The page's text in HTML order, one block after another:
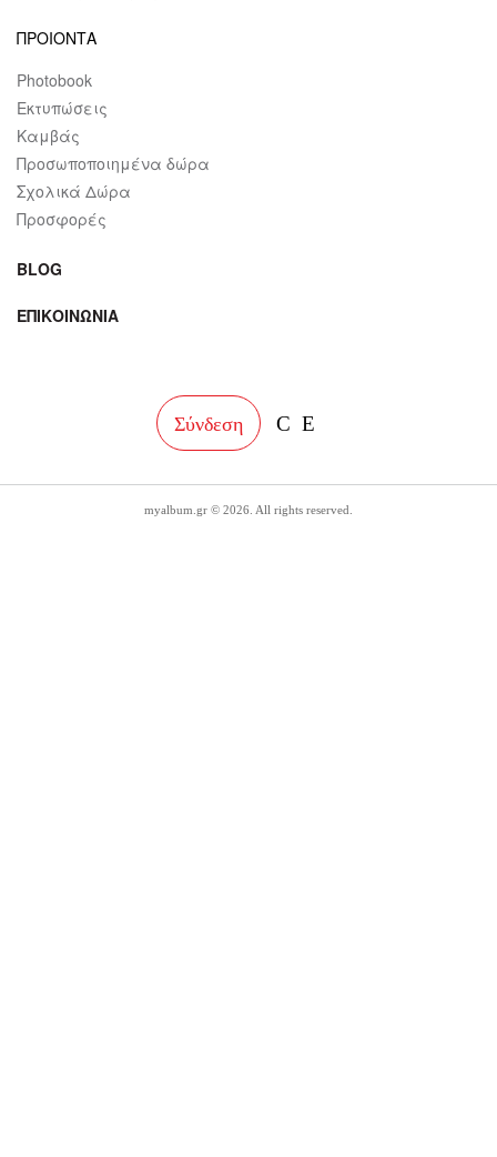
ΠΡΟΙΟΝΤΑ
Photobook
Εκτυπώσεις
Καμβάς
Προσωποποιημένα δώρα
Σχολικά Δώρα
Προσφορές
BLOG
ΕΠΙΚΟΙΝΩΝΙΑ
Σύνδεση facebook
myalbum.gr © 2026. All rights reserved.